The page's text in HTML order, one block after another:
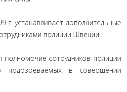
устанавливает дополнительные
полиции Швеции.
сотрудников полиции
в совершении